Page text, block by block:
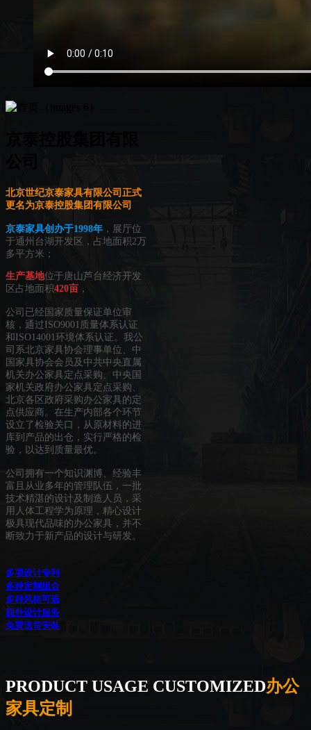
北京世纪京泰家具有限公司正式
更名为京泰控股集团有限公司
京泰家具创办于1998年 ，展厅位
于通州台湖开发区，占地面积2万
多平方米；
生产基地位于唐山芦台经济开发
区占地面积420亩 ，
公司已经国家质量保证单位审
核，通过ISO9001质量体系认证
和ISO14001环境体系认证。我公
司系北京家具协会理事单位、中
国家具协会会员及中共中央直属
机关办公家具定点采购、中央国
家机关政府办公家具定点采购、
北京各区政府采购办公家具的定
点供应商。在生产内部各个环节
设立了检验关口，从原材料的进
库到产品的出仓，实行严格的检
验，以达到质量最优。
公司拥有一个知识渊博、经验丰
富且从业多年的管理队伍，一批
技术精湛的设计及制造人员，采
用人体工程学为原理，精心设计
极具现代品味的办公家具，并不
断致力于新产品的设计与研发。
多项设计专利
多种定制组合
多种风格可选
额外设计服务
免费送货安装
PRODUCT USAGE CUSTOMIZED办公
家具定制